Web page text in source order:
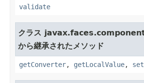
validate
クラス
から継承されたメソッド
getConverter, getLocalValue,